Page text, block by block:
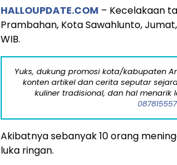
HALLOUPDATE.COM – Kecelakaan
Prambahan, Kota Sawahlunto,
WIB.
Yuks, dukung promosi kota/kabupaten
konten artikel dan cerita seputar
kuliner tradisional, dan hal menarik
Akibatnya sebanyak 10 orang
luka ringan.